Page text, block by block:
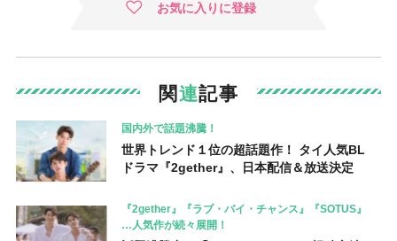
お気に入りに登録
関連記事
国内外で話題沸騰！
世界トレンド１位の超話題作！ タイ人気BL
ドラマ『2gether』、日本配信＆放送決定
『2gether』『ラブ・バイ・チャンス』『SOTUS』
…人気作が続々展開！